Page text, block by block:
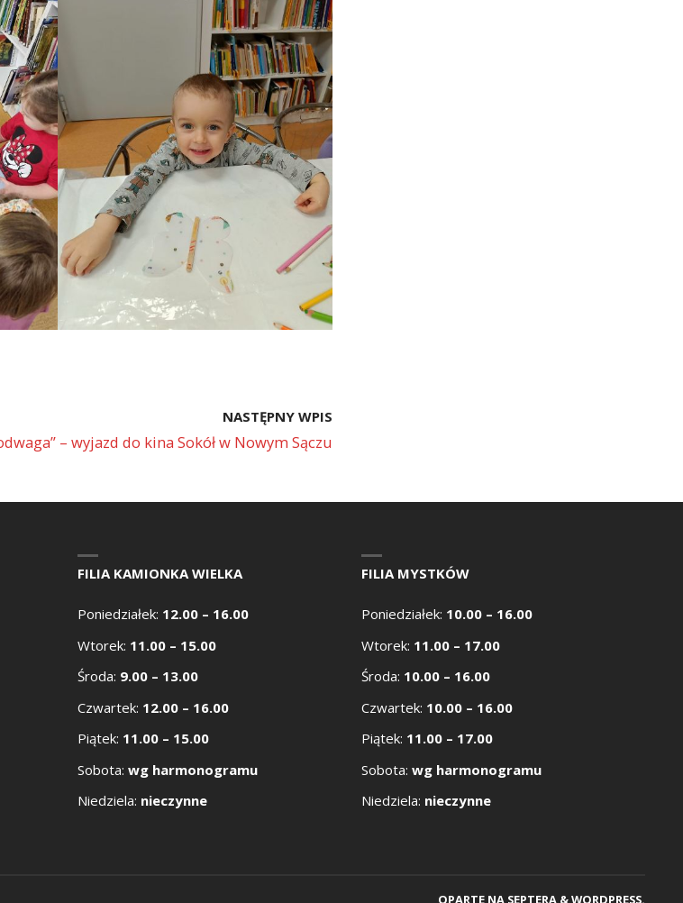
NASTĘPNY WPIS
– wyjazd do kina Sokół w Nowym Sączu
FILIA KAMIONKA WIELKA
Poniedziałek: 12.00 – 16.00
Wtorek: 11.00 – 15.00
Środa: 9.00 – 13.00
Czwartek: 12.00 – 16.00
Piątek: 11.00 – 15.00
Sobota: wg harmonogramu
Niedziela: nieczynne
FILIA MYSTKÓW
Poniedziałek: 10.00 – 16.00
Wtorek: 11.00 – 17.00
Środa: 10.00 – 16.00
Czwartek: 10.00 – 16.00
Piątek: 11.00 – 17.00
Sobota: wg harmonogramu
Niedziela: nieczynne
OPARTE NA SEPTERA &WORDPRESS.